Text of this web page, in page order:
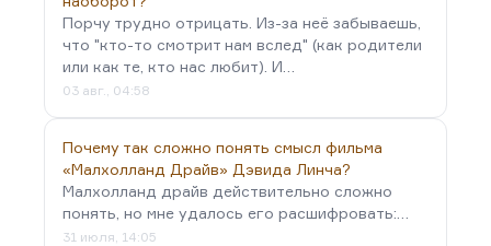
Порчу трудно отрицать. Из-за неё забываешь,
что "кто-то смотрит нам вслед" (как родители
или как те, кто нас любит). И…
03 авг., 04:58
Почему так сложно понять смысл фильма
«Малхолланд Драйв» Дэвида Линча?
Малхолланд драйв действительно сложно
понять, но мне удалось его расшифровать:…
31 июля, 14:05